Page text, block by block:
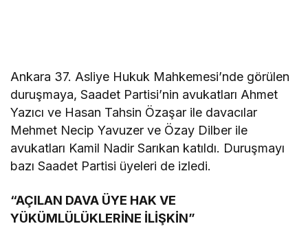
Ankara 37. Asliye Hukuk Mahkemesi’nde görülen
duruşmaya, Saadet Partisi’nin avukatları Ahmet
Yazıcı ve Hasan Tahsin Özaşar ile davacılar
Mehmet Necip Yavuzer ve Özay Dilber ile
avukatları Kamil Nadir Sarıkan katıldı. Duruşmayı
bazı Saadet Partisi üyeleri de izledi.
“AÇILAN DAVA ÜYE HAK VE
YÜKÜMLÜLÜKLERİNE İLİŞKİN”